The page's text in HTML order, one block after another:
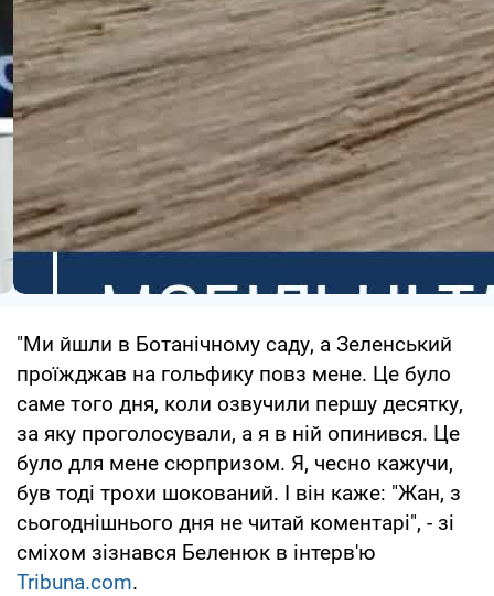
"Ми йшли в Ботанічному саду, а Зеленський
проїжджав на гольфику повз мене. Це було
саме того дня, коли озвучили першу десятку,
за яку проголосували, а я в ній опинився. Це
було для мене сюрпризом. Я, чесно кажучи,
був тоді трохи шокований. І він каже: "Жан, з
сьогоднішнього дня не читай коментарі", - зі
сміхом зізнався Беленюк в інтерв'ю
Tribuna.com.